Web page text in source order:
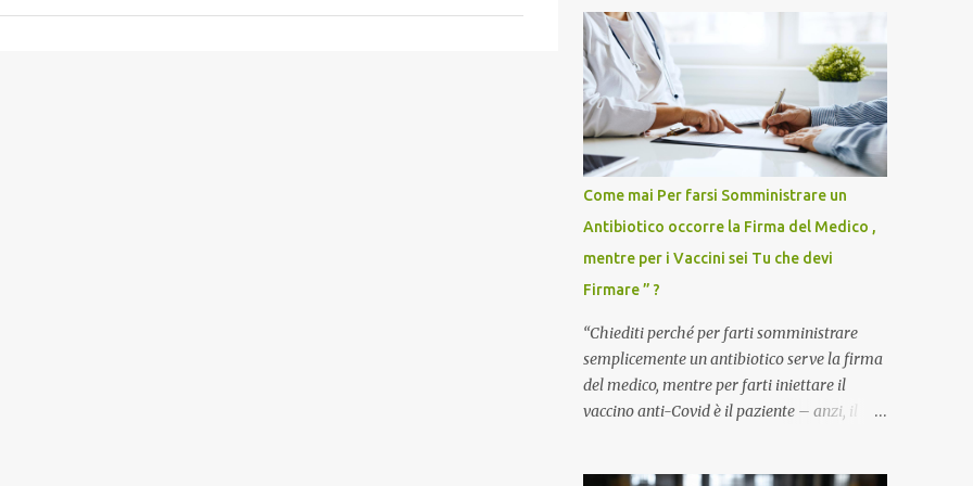
Come mai Per farsi Somministrare un
Antibiotico occorre la Firma del Medico ,
mentre per i Vaccini sei Tu che devi
Firmare ” ?
“Chiediti perché per farti somministrare
semplicemente un antibiotico serve la firma
del medico, mentre per farti iniettare il
vaccino anti-Covid è il paziente – anzi, il